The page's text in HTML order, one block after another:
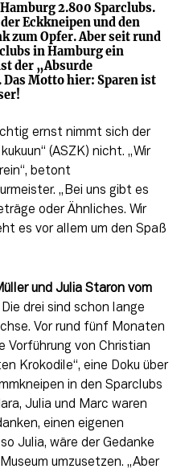
2.800 Sparclubs.
Eckkneipen und den
zum Opfer. Aber seit rund
in Hamburg ein
der „Absurde
Motto hier: Sparen ist
ernst nimmt sich der
(ASZK) nicht. „Wir
betont
„Bei uns gibt es
oder Ähnliches. Wir
es vor allem um den Spaß
und Julia Staron vom
drei sind schon lange
Vor rund fünf Monaten
Vorführung von Christian
Krokodile“, eine Doku über
in den Sparclubs
Julia und Marc waren
einen eigenen
Julia, wäre der Gedanke
umzusetzen. „Aber